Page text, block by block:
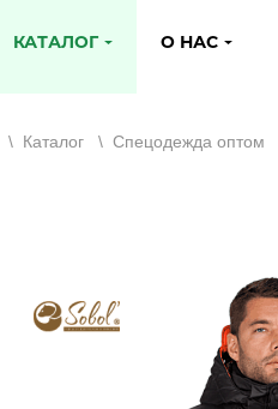
КАТАЛОГ О НАС
\ Каталог \ Спецодежда оптом